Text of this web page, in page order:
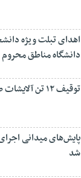
دانشگاه مناطق محروم
توقیف ۱۲ تن آلایشات طیور در میاندورود
پایش‌های میدانی
شد